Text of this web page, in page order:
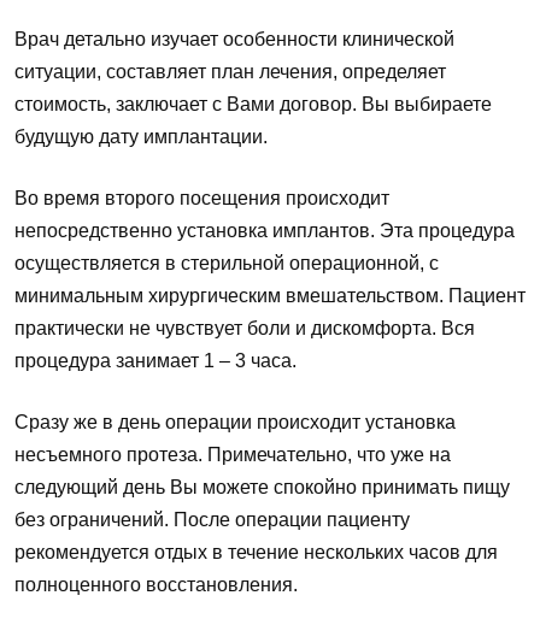
Врач детально изучает особенности клинической
ситуации, составляет план лечения, определяет
стоимость, заключает с Вами договор. Вы выбираете
будущую дату имплантации.
Во время второго посещения происходит
непосредственно установка имплантов. Эта процедура
осуществляется в стерильной операционной, с
минимальным хирургическим вмешательством. Пациент
практически не чувствует боли и дискомфорта. Вся
процедура занимает 1 – 3 часа.
Сразу же в день операции происходит установка
несъемного протеза. Примечательно, что уже на
следующий день Вы можете спокойно принимать пищу
без ограничений. После операции пациенту
рекомендуется отдых в течение нескольких часов для
полноценного восстановления.